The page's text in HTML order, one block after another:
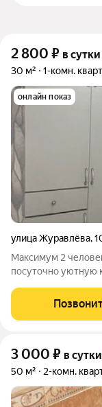
2 800 ₽ в сутки
30 м² 1-комн.
онлайн показ
улица Журавлёва,
Максимум 2
посуточно уютную
необходимости
но хорошо развита
3 000 ₽ в сутки
50 м² 2-комн.